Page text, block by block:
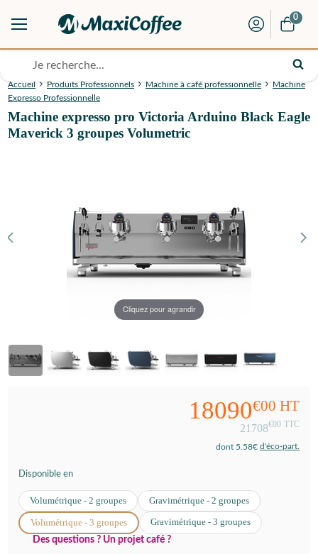
0
Accueil Produits Professionnels Machine à café professionnelle
Machine
Expresso Professionnelle
Machine expresso pro Victoria Arduino Black Eagle
Maverick 3 groupes Volumetric
Cliquez pour agrandir
18090€00 HT
21708€00 TTC
dont 5.58€ d'éco-part.
Disponible en
Volumétrique - 2 groupes Gravimétrique - 2 groupes
Volumétrique - 3 groupes Gravimétrique - 3 groupes
Des questions ? Un projet café ?